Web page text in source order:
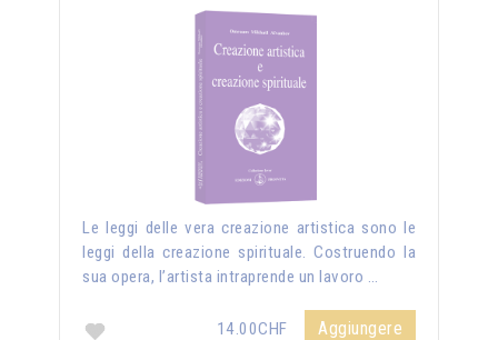
Le leggi delle vera creazione artistica sono le
leggi della creazione spirituale. Costruendo la
sua opera, l’artista intraprende un lavoro …
14.00CHF Aggiungere